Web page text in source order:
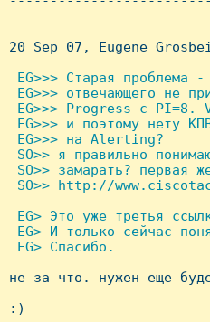
20 Sep 07, Eugene
EG>>> Старая
EG>>> отвечающего не
EG>>> Progress с PI=8.
EG>>> и поэтому нету
  EG>>> на Alerting?
SO>> я правильно
SO>> замарать? первая
SO>> http://
EG> Это уже третья
EG> И только сейчас
  EG> Спасибо.
не за что. нужен еще
:)